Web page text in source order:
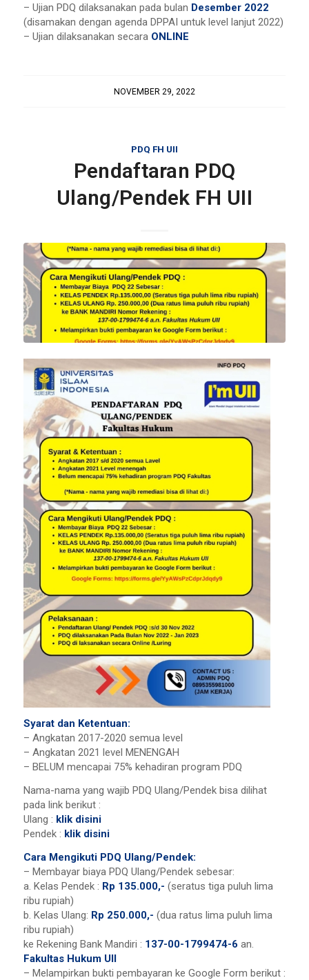
– Ujian PDQ dilaksanakan pada bulan Desember 2022
(disamakan dengan agenda DPPAI untuk level lanjut 2022)
– Ujian dilaksanakan secara ONLINE
NOVEMBER 29, 2022
PDQ FH UII
Pendaftaran PDQ
Ulang/Pendek FH UII
Syarat dan Ketentuan:
– Angkatan 2017-2020 semua level
– Angkatan 2021 level MENENGAH
– BELUM mencapai 75% kehadiran program PDQ
Nama-nama yang wajib PDQ Ulang/Pendek bisa dilihat
pada link berikut :
Ulang : klik disini
Pendek : klik disini
Cara Mengikuti PDQ Ulang/Pendek:
– Membayar biaya PDQ Ulang/Pendek sebesar:
a. Kelas Pendek : Rp 135.000,- (seratus tiga puluh lima
ribu rupiah)
b. Kelas Ulang: Rp 250.000,- (dua ratus lima puluh lima
ribu rupiah)
ke Rekening Bank Mandiri : 137-00-1799474-6 an.
Fakultas Hukum UII
– Melampirkan bukti pembayaran ke Google Form berikut :